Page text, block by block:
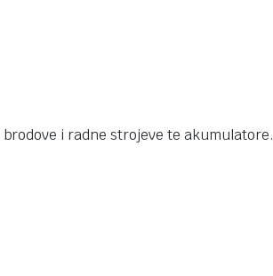
i radne strojeve te akumulatore.